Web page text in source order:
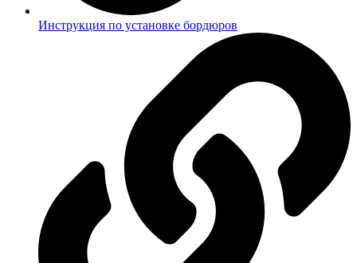
Инструкция по установке бордюров